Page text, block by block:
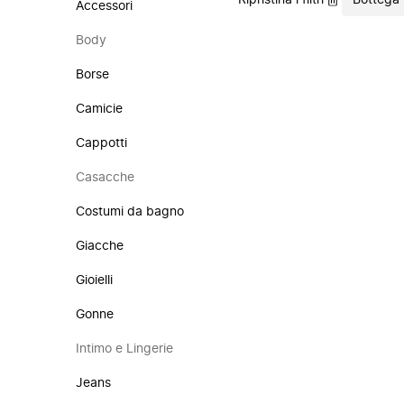
Accessori
Body
Borse
Camicie
Cappotti
Casacche
Costumi da bagno
Giacche
Gioielli
Gonne
Intimo e Lingerie
Jeans